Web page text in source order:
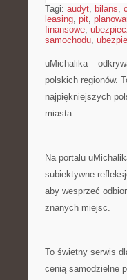
Tagi: audyt, bilans,
leasing, pit,
finansowe,
samochodu,
uMichalika –
polskich regionów.
najpiękniejszych
miasta.
Na portalu
subiektywne
aby wesprzeć
znanych miejsc.
To świetny serwis
cenią samodzielne